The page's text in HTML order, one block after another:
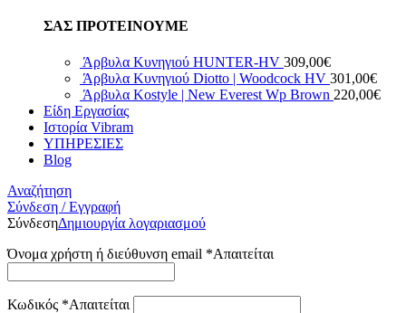
ΣΑΣ ΠΡΟΤΕΙΝΟΥΜΕ
Άρβυλα Κυνηγιού HUNTER-HV 309,00€
Άρβυλα Κυνηγιού Diotto | Woodcock HV 301,00€
Άρβυλα Kostyle | New Everest Wp Brown 220,00€
Είδη Εργασίας
Ιστορία Vibram
ΥΠΗΡΕΣΙΕΣ
Blog
Αναζήτηση
Σύνδεση / Εγγραφή
ΣύνδεσηΔημιουργία λογαριασμού
Όνομα χρήστη ή διεύθυνση email *Απαιτείται
Κωδικός *Απαιτείται